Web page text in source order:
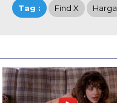
Tag : Find X Harga